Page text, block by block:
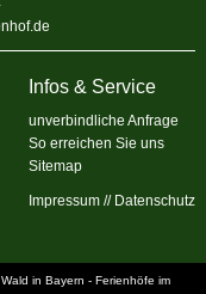
Infos & Service
unverbindliche Anfrage
So erreichen Sie uns
Sitemap
Impressum // Datenschutz
in Bayern - Ferienhöfe im